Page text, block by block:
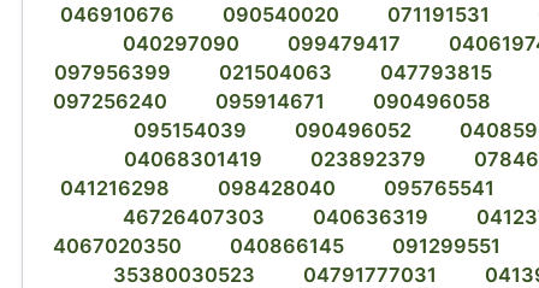
046910676
090540020 071191531
040297090
099479417
097956399
021504063
047793815
097256240
095914671
090496058
095154039
090496052
04068301419
023892379
041216298
098428040
095765541
46726407303
040636319
4067020350
040866145
091299551
35380030523
04791777031